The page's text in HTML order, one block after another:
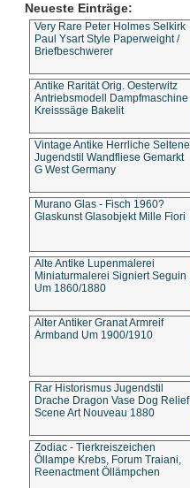
Neueste Einträge:
Very Rare Peter Holmes Selkirk
Paul Ysart Style Paperweight /
Briefbeschwerer
Antike Rarität Orig. Oesterwitz
Antriebsmodell Dampfmaschine
Kreisssäge Bakelit
Vintage Antike Herrliche Seltene
Jugendstil Wandfliese Gemarkt
G West Germany
Murano Glas - Fisch 1960?
Glaskunst Glasobjekt Mille Fiori
Alte Antike Lupenmalerei
Miniaturmalerei Signiert Seguin
Um 1860/1880
Alter Antiker Granat Armreif
Armband Um 1900/1910
Rar Historismus Jugendstil
Drache Dragon Vase Dog Relief
Scene Art Nouveau 1880
Zodiac - Tierkreiszeichen
Öllampe Krebs, Forum Traiani,
Reenactment Öllämpchen